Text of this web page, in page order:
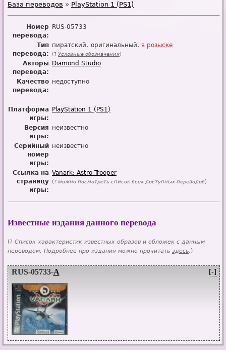
База переводов » PlayStation 1 (PS1)
Номер
перевода:
RUS-05733
Тип
перевода:
пиратский оригинальный в розыске
(? Условные обозначения)
Авторы
перевода:
Diamond Studio
Качество
перевода:
недоступно
Платформа
игры:
PlayStation 1 (PS1)
Версия
игры:
неизвестно
Серийный
номер
игры:
неизвестно
Ссылка на
страницу
игры:
Vanark: Astro Trooper
(? можно посмотреть список всех доступных переводов)
Известные издания данного перевода
(? Список характеристик известных образов и обложек с данным
переводом. Подробнее про издания можно прочитать здесь. )
[-]
RUS-05733-A